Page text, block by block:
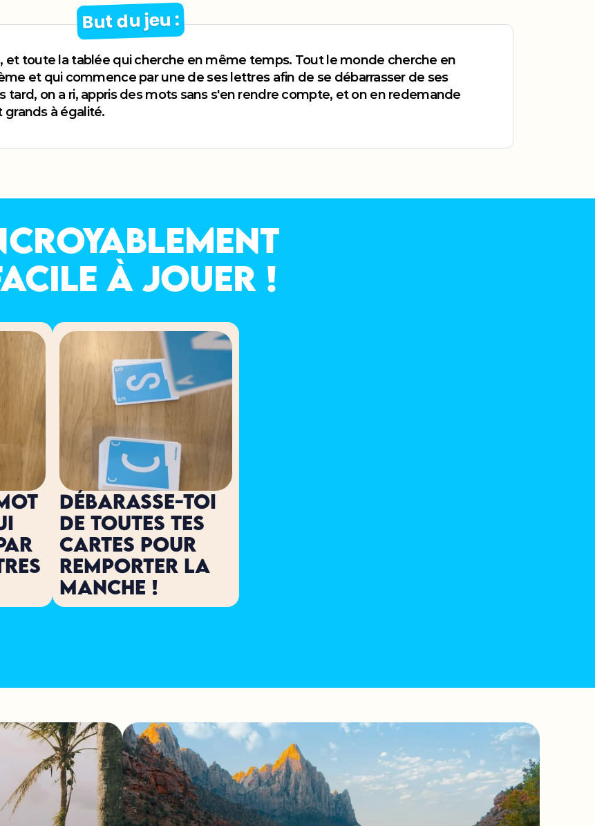
But du jeu :
et toute la tablée qui cherche en même temps. Tout le monde cherche en
et qui commence par une de ses lettres afin de se débarrasser de ses
tard, on a ri, appris des mots sans s'en rendre compte, et on en redemande
à égalité.
à jouer !
DÉBARASSE-TOI
DE TOUtes tes
cartes POUR
remporter la
manche !